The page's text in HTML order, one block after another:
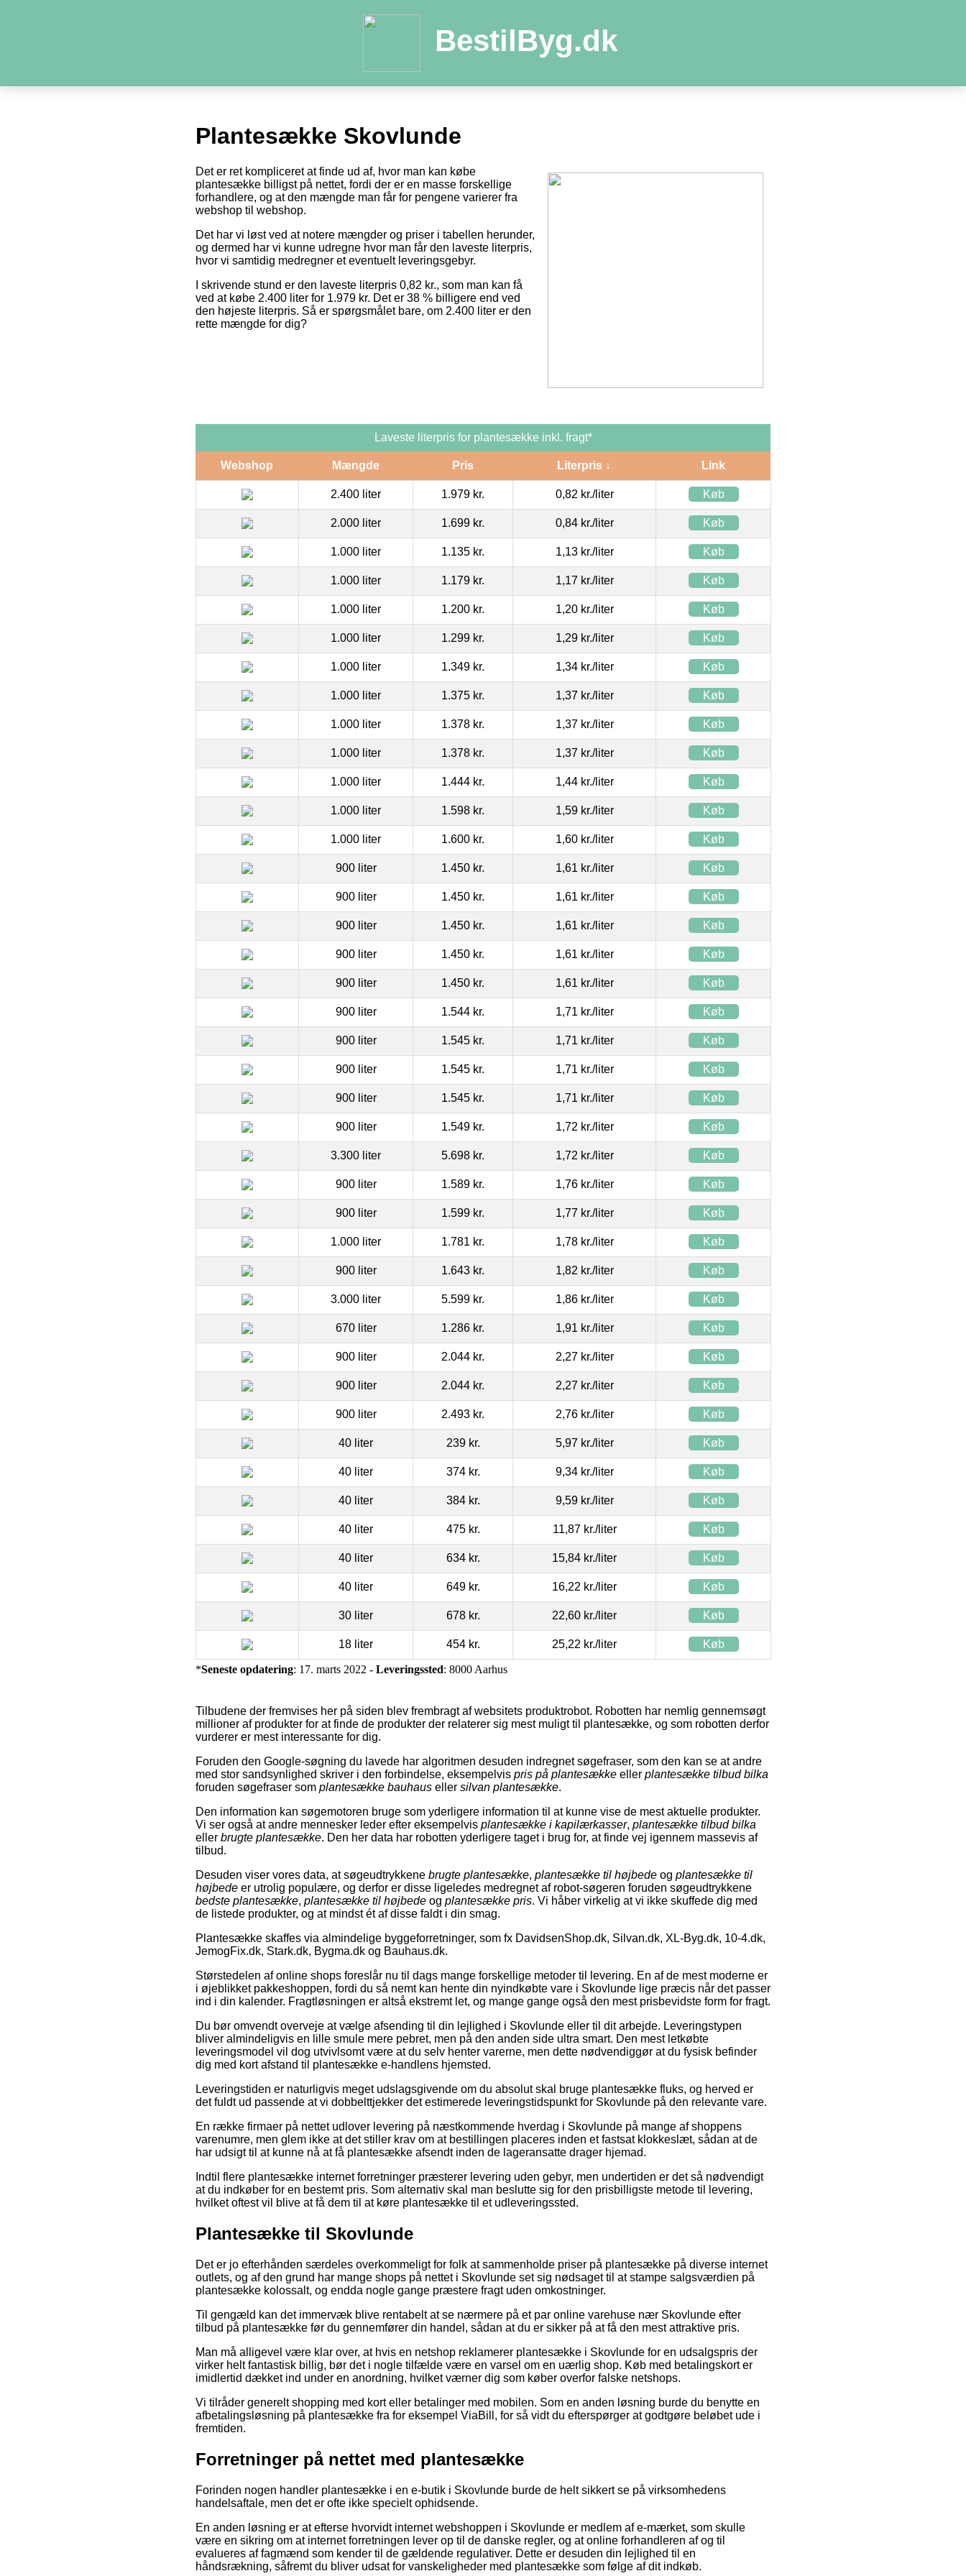
BestilByg.dk
Plantesække Skovlunde
Det er ret kompliceret at finde ud af, hvor man kan købe
plantesække billigst på nettet, fordi der er en masse forskellige
forhandlere, og at den mængde man får for pengene varierer fra
webshop til webshop.
Det har vi løst ved at notere mængder og priser i tabellen herunder,
og dermed har vi kunne udregne hvor man får den laveste literpris,
hvor vi samtidig medregner et eventuelt leveringsgebyr.
I skrivende stund er den laveste literpris 0,82 kr., som man kan få
ved at købe 2.400 liter for 1.979 kr. Det er 38 % billigere end ved
den højeste literpris. Så er spørgsmålet bare, om 2.400 liter er den
rette mængde for dig?
Laveste literpris for plantesække inkl. fragt*
Webshop Mængde Pris Literpris ↓ Link
2.400 liter 1.979 kr. 0,82 kr./liter Køb
2.000 liter 1.699 kr. 0,84 kr./liter Køb
1.000 liter 1.135 kr. 1,13 kr./liter Køb
1.000 liter 1.179 kr. 1,17 kr./liter Køb
1.000 liter 1.200 kr. 1,20 kr./liter Køb
1.000 liter 1.299 kr. 1,29 kr./liter Køb
1.000 liter 1.349 kr. 1,34 kr./liter Køb
1.000 liter 1.375 kr. 1,37 kr./liter Køb
1.000 liter 1.378 kr. 1,37 kr./liter Køb
1.000 liter 1.378 kr. 1,37 kr./liter Køb
1.000 liter 1.444 kr. 1,44 kr./liter Køb
1.000 liter 1.598 kr. 1,59 kr./liter Køb
1.000 liter 1.600 kr. 1,60 kr./liter Køb
900 liter 1.450 kr. 1,61 kr./liter Køb
900 liter 1.450 kr. 1,61 kr./liter Køb
900 liter 1.450 kr. 1,61 kr./liter Køb
900 liter 1.450 kr. 1,61 kr./liter Køb
900 liter 1.450 kr. 1,61 kr./liter Køb
900 liter 1.544 kr. 1,71 kr./liter Køb
900 liter 1.545 kr. 1,71 kr./liter Køb
900 liter 1.545 kr. 1,71 kr./liter Køb
900 liter 1.545 kr. 1,71 kr./liter Køb
900 liter 1.549 kr. 1,72 kr./liter Køb
3.300 liter 5.698 kr. 1,72 kr./liter Køb
900 liter 1.589 kr. 1,76 kr./liter Køb
900 liter 1.599 kr. 1,77 kr./liter Køb
1.000 liter 1.781 kr. 1,78 kr./liter Køb
900 liter 1.643 kr. 1,82 kr./liter Køb
3.000 liter 5.599 kr. 1,86 kr./liter Køb
670 liter 1.286 kr. 1,91 kr./liter Køb
900 liter 2.044 kr. 2,27 kr./liter Køb
900 liter 2.044 kr. 2,27 kr./liter Køb
900 liter 2.493 kr. 2,76 kr./liter Køb
40 liter 239 kr. 5,97 kr./liter Køb
40 liter 374 kr. 9,34 kr./liter Køb
40 liter 384 kr. 9,59 kr./liter Køb
40 liter 475 kr. 11,87 kr./liter Køb
40 liter 634 kr. 15,84 kr./liter Køb
40 liter 649 kr. 16,22 kr./liter Køb
30 liter 678 kr. 22,60 kr./liter Køb
18 liter 454 kr. 25,22 kr./liter Køb
*Seneste opdatering: 17. marts 2022 - Leveringssted: 8000 Aarhus
Tilbudene der fremvises her på siden blev frembragt af websitets produktrobot. Robotten har nemlig gennemsøgt
millioner af produkter for at finde de produkter der relaterer sig mest muligt til plantesække, og som robotten derfor
vurderer er mest interessante for dig.
Foruden den Google-søgning du lavede har algoritmen desuden indregnet søgefraser, som den kan se at andre
med stor sandsynlighed skriver i den forbindelse, eksempelvis pris på plantesække eller plantesække tilbud bilka
foruden søgefraser som plantesække bauhaus eller silvan plantesække.
Den information kan søgemotoren bruge som yderligere information til at kunne vise de mest aktuelle produkter.
Vi ser også at andre mennesker leder efter eksempelvis plantesække i kapilærkasser, plantesække tilbud bilka
eller brugte plantesække. Den her data har robotten yderligere taget i brug for, at finde vej igennem massevis af
tilbud.
Desuden viser vores data, at søgeudtrykkene brugte plantesække, plantesække til højbede og plantesække til
højbede er utrolig populære, og derfor er disse ligeledes medregnet af robot-søgeren foruden søgeudtrykkene
bedste plantesække, plantesække til højbede og plantesække pris. Vi håber virkelig at vi ikke skuffede dig med
de listede produkter, og at mindst ét af disse faldt i din smag.
Plantesække skaffes via almindelige byggeforretninger, som fx DavidsenShop.dk, Silvan.dk, XL-Byg.dk, 10-4.dk,
JemogFix.dk, Stark.dk, Bygma.dk og Bauhaus.dk.
Størstedelen af online shops foreslår nu til dags mange forskellige metoder til levering. En af de mest moderne er
i øjeblikket pakkeshoppen, fordi du så nemt kan hente din nyindkøbte vare i Skovlunde lige præcis når det passer
ind i din kalender. Fragtløsningen er altså ekstremt let, og mange gange også den mest prisbevidste form for fragt.
Du bør omvendt overveje at vælge afsending til din lejlighed i Skovlunde eller til dit arbejde. Leveringstypen
bliver almindeligvis en lille smule mere pebret, men på den anden side ultra smart. Den mest letkøbte
leveringsmodel vil dog utvivlsomt være at du selv henter varerne, men dette nødvendiggør at du fysisk befinder
dig med kort afstand til plantesække e-handlens hjemsted.
Leveringstiden er naturligvis meget udslagsgivende om du absolut skal bruge plantesække fluks, og herved er
det fuldt ud passende at vi dobbelttjekker det estimerede leveringstidspunkt for Skovlunde på den relevante vare.
En række firmaer på nettet udlover levering på næstkommende hverdag i Skovlunde på mange af shoppens
varenumre, men glem ikke at det stiller krav om at bestillingen placeres inden et fastsat klokkeslæt, sådan at de
har udsigt til at kunne nå at få plantesække afsendt inden de lageransatte drager hjemad.
Indtil flere plantesække internet forretninger præsterer levering uden gebyr, men undertiden er det så nødvendigt
at du indkøber for en bestemt pris. Som alternativ skal man beslutte sig for den prisbilligste metode til levering,
hvilket oftest vil blive at få dem til at køre plantesække til et udleveringssted.
Plantesække til Skovlunde
Det er jo efterhånden særdeles overkommeligt for folk at sammenholde priser på plantesække på diverse internet
outlets, og af den grund har mange shops på nettet i Skovlunde set sig nødsaget til at stampe salgsværdien på
plantesække kolossalt, og endda nogle gange præstere fragt uden omkostninger.
Til gengæld kan det immervæk blive rentabelt at se nærmere på et par online varehuse nær Skovlunde efter
tilbud på plantesække før du gennemfører din handel, sådan at du er sikker på at få den mest attraktive pris.
Man må alligevel være klar over, at hvis en netshop reklamerer plantesække i Skovlunde for en udsalgspris der
virker helt fantastisk billig, bør det i nogle tilfælde være en varsel om en uærlig shop. Køb med betalingskort er
imidlertid dækket ind under en anordning, hvilket værner dig som køber overfor falske netshops.
Vi tilråder generelt shopping med kort eller betalinger med mobilen. Som en anden løsning burde du benytte en
afbetalingsløsning på plantesække fra for eksempel ViaBill, for så vidt du efterspørger at godtgøre beløbet ude i
fremtiden.
Forretninger på nettet med plantesække
Forinden nogen handler plantesække i en e-butik i Skovlunde burde de helt sikkert se på virksomhedens
handelsaftale, men det er ofte ikke specielt ophidsende.
En anden løsning er at efterse hvorvidt internet webshoppen i Skovlunde er medlem af e-mærket, som skulle
være en sikring om at internet forretningen lever op til de danske regler, og at online forhandleren af og til
evalueres af fagmænd som kender til de gældende regulativer. Dette er desuden din lejlighed til en
håndsrækning, såfremt du bliver udsat for vanskeligheder med plantesække som følge af dit indkøb.